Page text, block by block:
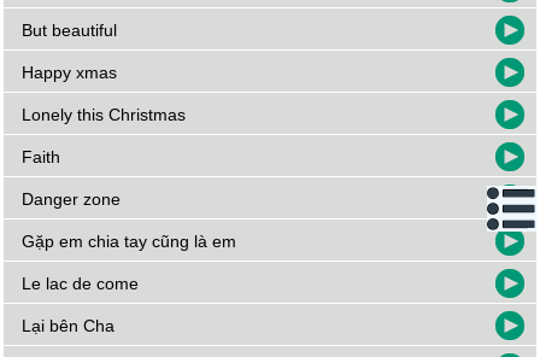
But beautiful
Happy xmas
Lonely this Christmas
Faith
Danger zone
Gặp em chia tay cũng là em
Le lac de come
Lại bên Cha